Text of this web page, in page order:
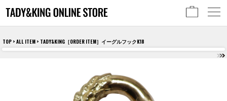
TOP > ALL ITEM > TADY&KING［ORDER ITEM］イーグルフックK18